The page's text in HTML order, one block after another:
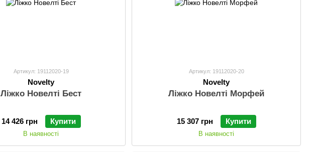
Артикул: 19112020-19
Novelty
Ліжко Новелті Бест
14 426 грн Купити
В наявності
Артикул: 19112020-20
Novelty
Ліжко Новелті Морфей
15 307 грн Купити
В наявності